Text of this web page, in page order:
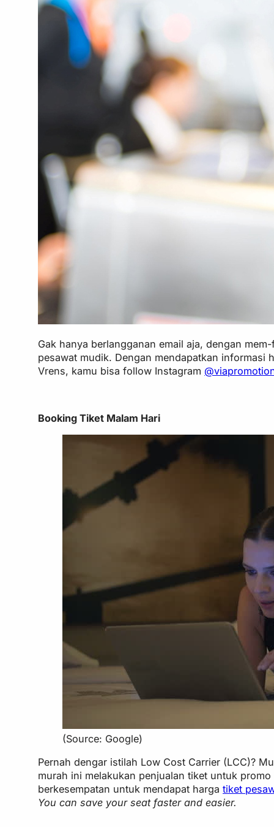
Gak hanya berlangganan email aja, dengan
pesawat mudik. Dengan mendapatkan informasi
Vrens, kamu bisa follow Instagram
Booking Tiket Malam Hari
(Source: Google)
Pernah dengar istilah Low Cost Carrier (LCC)?
murah ini melakukan penjualan tiket untuk
berkesempatan untuk mendapat hargatiket
You can save your seat faster and easier.